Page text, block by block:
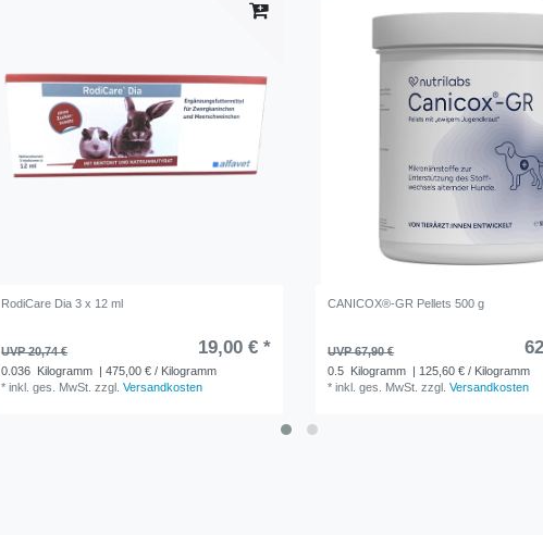
RodiCare Dia 3 x 12 ml
UVP 20,74 € 19,00 € *
0.036 Kilogramm
| 475,00 € / Kilogramm
*inkl. ges. MwSt. zzgl.Versandkosten
CANICOX®-GR Pellets 500 g
UVP 67,90 €
0.5 Kilogramm
| 125,60 € / Kilogramm
*inkl. ges. MwSt. zzgl.Versandkosten